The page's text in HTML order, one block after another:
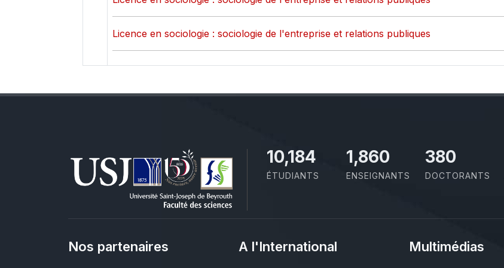
Licence en sociologie : sociologie de l'entreprise et relations publiques
11,727
ÉTUDIANTS
2,142
ENSEIGNANTS
437
DOCTORANTS
Nos partenaires A l'International Multimédias